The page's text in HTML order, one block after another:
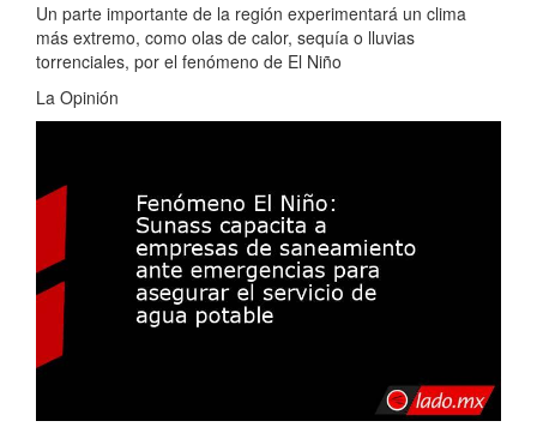
Un parte importante de la región experimentará un clima
más extremo, como olas de calor, sequía o lluvias
torrenciales, por el fenómeno de El Niño
La Opinión